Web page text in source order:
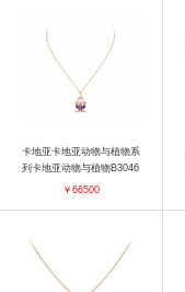
卡地亚卡地亚动物与植物系
列卡地亚动物与植物B3046
800 项链
￥66500